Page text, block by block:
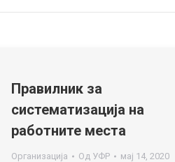
Правилник за
систематизација на
работните места
Организација Од УФР
мај 14, 2020